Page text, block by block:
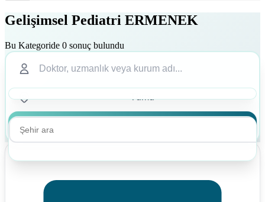
Gelişimsel Pediatri ERMENEK
Bu Kategoride 0 sonuç bulundu